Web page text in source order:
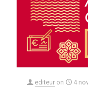
editeur on 4